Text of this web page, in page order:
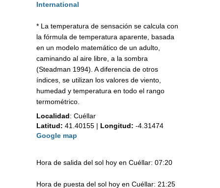
International
* La temperatura de sensación se calcula con
la fórmula de temperatura aparente, basada
en un modelo matemático de un adulto,
caminando al aire libre, a la sombra
(Steadman 1994). A diferencia de otros
índices, se utilizan los valores de viento,
humedad y temperatura en todo el rango
termométrico.
Localidad: Cuéllar
Latitud: 41.40155 | Longitud: -4.31474
Google map
Hora de salida del sol hoy en Cuéllar: 07:20
Hora de puesta del sol hoy en Cuéllar: 21:25